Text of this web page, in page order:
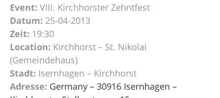
Event: VIII. Kirchhorster Zehntfest
Datum: 25-04-2013
Zeit: 19:30
Location: Kirchhorst – St. Nikolai
(Gemeindehaus)
Stadt: Isernhagen – Kirchhorst
Adresse: Germany – 30916 Isernhagen –